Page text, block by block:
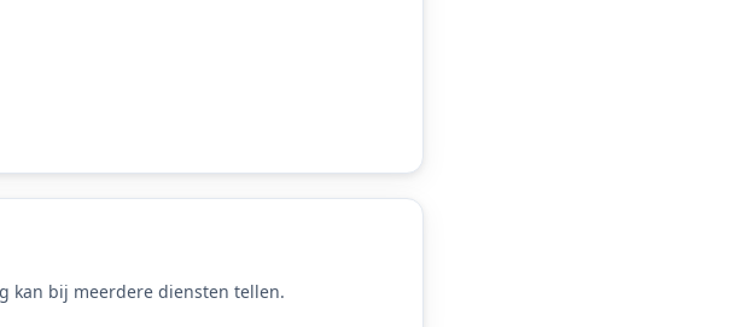
kan bij meerdere diensten tellen.